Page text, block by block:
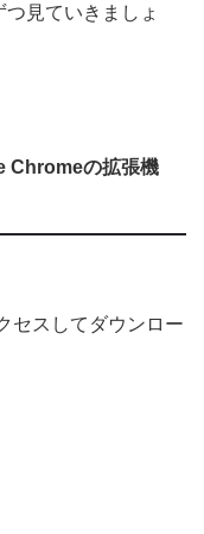
見ていきましょ
Chromeの拡張機
セスしてダウンロー